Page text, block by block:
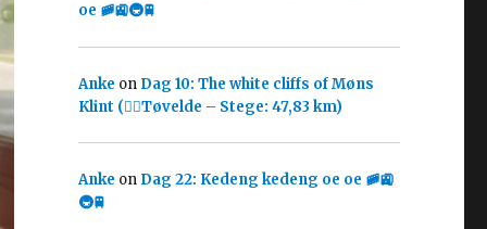
oe 🚞🚉🚇🚆
Anke on Dag 10: The white cliffs of Møns
Klint (🚴‍♀️Tøvelde – Stege: 47,83 km)
Anke on Dag 22: Kedeng kedeng oe oe 🚞🚉
🚇🚆